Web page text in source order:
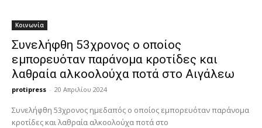
Κοινωνία
Συνελήφθη 53χρονος ο οποίος
εμπορευόταν παράνομα κροτίδες και
λαθραία αλκοολούχα ποτά στο Αιγάλεω
protipress - 20 Απριλίου 2024
Συνελήφθη 53χρονος ημεδαπός ο οποίος εμπορευόταν παράνομα
κροτίδες και λαθραία αλκοολούχα ποτά στο